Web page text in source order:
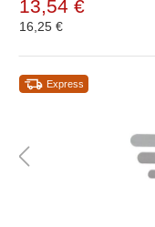
13,54 €
16,25 €
Express